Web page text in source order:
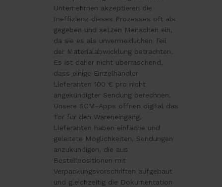
Unternehmen akzeptieren die
Ineffizienz dieses Prozesses oft als
gegeben und setzen Menschen ein,
da sie es als unvermeidlichen Teil
der Materialabwicklung betrachten.
Es ist daher nicht überraschend,
dass einige Einzelhändler
Lieferanten 100 € pro nicht
angekündigter Sendung berechnen.
Unsere SCM-Apps öffnen digital das
Tor für den Wareneingang.
Lieferanten haben einfache und
geleitete Möglichkeiten, Sendungen
anzukündigen, die aus
Bestellpositionen mit
Verpackungsvorschriften aufgebaut
und gleichzeitig die Dokumentation